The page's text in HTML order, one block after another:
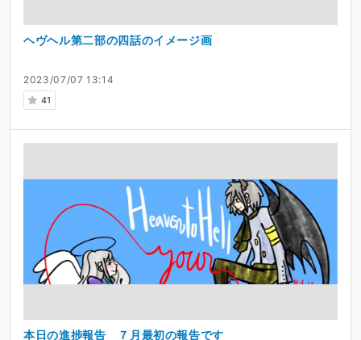
2023/07/07 13:14
41
ヘヴヘル第二部の四話のイメージ画
本日の進捗報告 ７月最初の報告です